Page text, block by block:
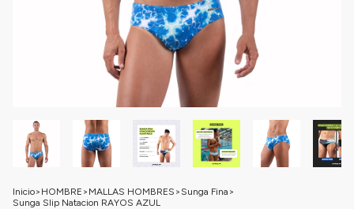
Inicio> HOMBRE > MALLAS HOMBRES > Sunga Fina >
Sunga Slip Natacion RAYOS AZUL